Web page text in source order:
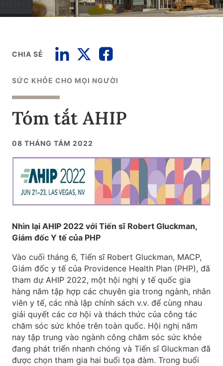
CHIA SẺ
SỨC KHỎE CHO MỌI NGƯỜI
Tóm tắt AHIP
08 THÁNG TÁM 2022
Nhìn lại AHIP 2022 với Tiến sĩ Robert Gluckman,
Giám đốc Y tế của PHP
Vào cuối tháng 6, Tiến sĩ Robert Gluckman, MACP,
Giám đốc y tế của Providence Health Plan (PHP), đã
tham dự AHIP 2022, một hội nghị y tế quốc gia
hàng năm tập hợp các chuyên gia trong ngành, nhân
viên y tế, các nhà lập chính sách v.v. để cùng nhau
giải quyết các cơ hội và thách thức của công tác
chăm sóc sức khỏe trên toàn quốc. Hội nghị năm
nay tập trung vào ngành công chăm sóc sức khỏe
đang phát triển nhanh chóng và Tiến sĩ Gluckman đã
được chọn tham gia hai buổi tọa đàm. Trong buổi